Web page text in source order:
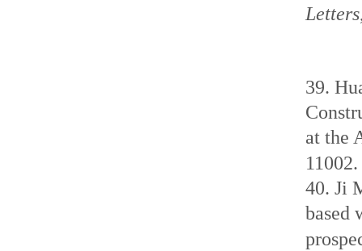
Letters
39.
at the
11002.
40. Ji
based